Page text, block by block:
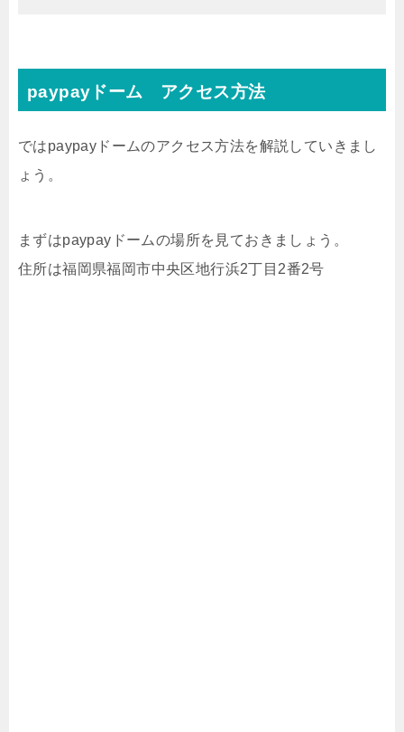
paypayドーム アクセス方法
ではpaypayドームのアクセス方法を解説していきまし
ょう。
まずはpaypayドームの場所を見ておきましょう。
住所は福岡県福岡市中央区地行浜2丁目2番2号